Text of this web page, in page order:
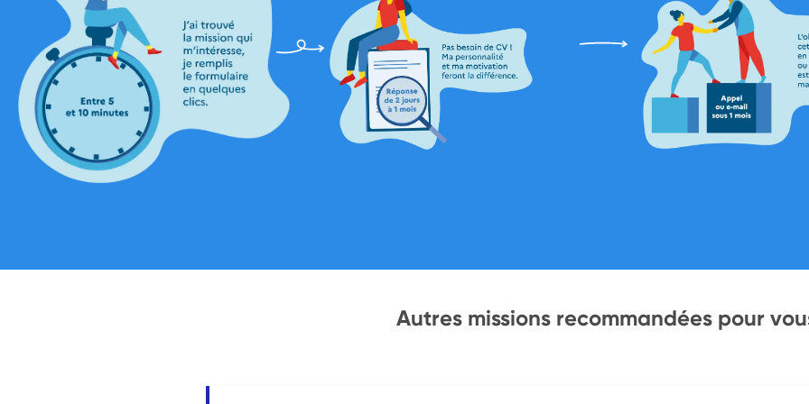
Autres missions recommandées pour